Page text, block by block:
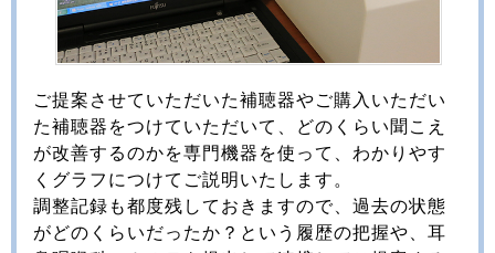
ご提案させていただいた補聴器やご購入いただい
た補聴器をつけていただいて、どのくらい聞こえ
が改善するのかを専門機器を使って、わかりやす
くグラフにつけてご説明いたします。
調整記録も都度残しておきますので、過去の状態
がどのくらいだったか？という履歴の把握や、耳